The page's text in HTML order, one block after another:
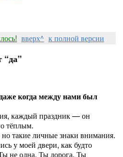
вверх^ к полной версии
“да”
когда между нами был
каждый праздник — он
тёплым.
такие личные знаки внимания.
у моей двери, как будто
не одна. Ты дорога. Ты